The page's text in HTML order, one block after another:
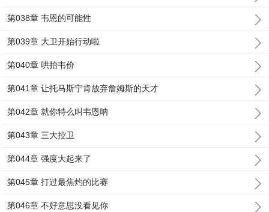
第038章 韦恩的可能性
第039章 大卫开始行动啦
第040章 哄抬韦价
第041章 让托马斯宁肯放弃詹姆斯的天才
第042章 就你特么叫韦恩呐
第043章 三大控卫
第044章 强度大起来了
第045章 打过最焦灼的比赛
第046章 不好意思没看见你